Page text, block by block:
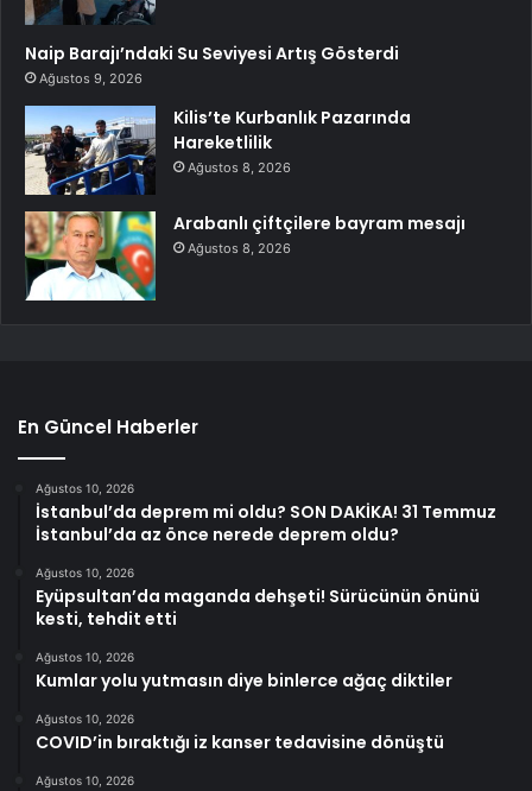
Naip Barajı’ndaki Su Seviyesi Artış Gösterdi
Ağustos 9, 2026
Kilis’te Kurbanlık Pazarında
Hareketlilik
Ağustos 8, 2026
Arabanlı çiftçilere bayram mesajı
Ağustos 8, 2026
En Güncel Haberler
Ağustos 10, 2026
İstanbul’da deprem mi oldu? SON DAKİKA! 31 Temmuz
İstanbul’da az önce nerede deprem oldu?
Ağustos 10, 2026
Eyüpsultan’da maganda dehşeti! Sürücünün önünü
kesti, tehdit etti
Ağustos 10, 2026
Kumlar yolu yutmasın diye binlerce ağaç diktiler
Ağustos 10, 2026
COVID’in bıraktığı iz kanser tedavisine dönüştü
Ağustos 10, 2026